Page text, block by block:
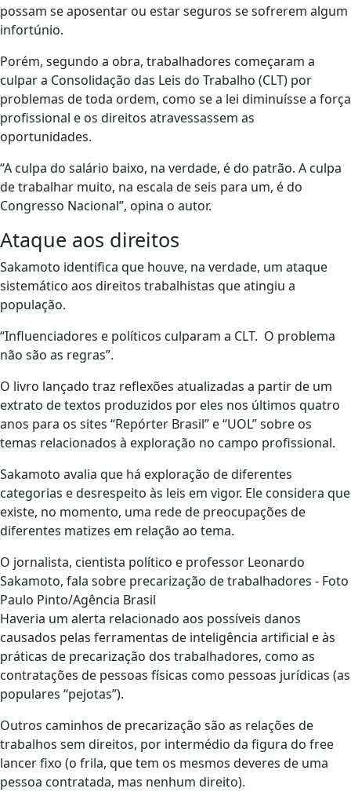
possam se aposentar ou estar seguros se sofrerem algum
infortúnio.
Porém, segundo a obra, trabalhadores começaram a
culpar a Consolidação das Leis do Trabalho (CLT) por
problemas de toda ordem, como se a lei diminuísse a força
profissional e os direitos atravessassem as
oportunidades.
“A culpa do salário baixo, na verdade, é do patrão. A culpa
de trabalhar muito, na escala de seis para um, é do
Congresso Nacional”, opina o autor.
Ataque aos direitos
Sakamoto identifica que houve, na verdade, um ataque
sistemático aos direitos trabalhistas que atingiu a
população.
“Influenciadores e políticos culparam a CLT. O problema
não são as regras”.
O livro lançado traz reflexões atualizadas a partir de um
extrato de textos produzidos por eles nos últimos quatro
anos para os sites “Repórter Brasil” e “UOL” sobre os
temas relacionados à exploração no campo profissional.
Sakamoto avalia que há exploração de diferentes
categorias e desrespeito às leis em vigor. Ele considera que
existe, no momento, uma rede de preocupações de
diferentes matizes em relação ao tema.
O jornalista, cientista político e professor Leonardo
Sakamoto, fala sobre precarização de trabalhadores - Foto
Paulo Pinto/Agência Brasil
Haveria um alerta relacionado aos possíveis danos
causados pelas ferramentas de inteligência artificial e às
práticas de precarização dos trabalhadores, como as
contratações de pessoas físicas como pessoas jurídicas (as
populares “pejotas”).
Outros caminhos de precarização são as relações de
trabalhos sem direitos, por intermédio da figura do free
lancer fixo (o frila, que tem os mesmos deveres de uma
pessoa contratada, mas nenhum direito).